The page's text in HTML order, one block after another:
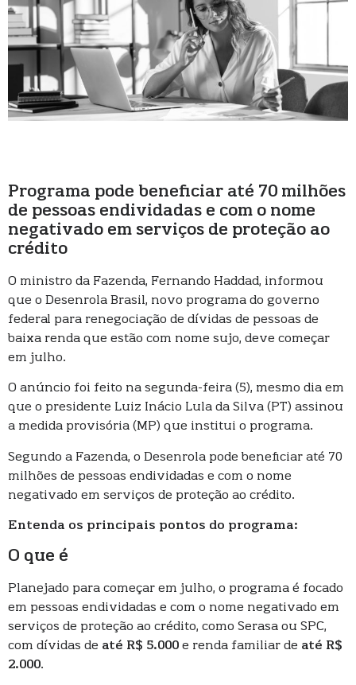
Programa pode beneficiar até 70 milhões
de pessoas endividadas e com o nome
negativado em serviços de proteção ao
crédito
O ministro da Fazenda, Fernando Haddad, informou
que o Desenrola Brasil, novo programa do governo
federal para renegociação de dívidas de pessoas de
baixa renda que estão com nome sujo, deve começar
em julho.
O anúncio foi feito na segunda-feira (5), mesmo dia em
que o presidente Luiz Inácio Lula da Silva (PT) assinou
a medida provisória (MP) que institui o programa.
Segundo a Fazenda, o Desenrola pode beneficiar até 70
milhões de pessoas endividadas e com o nome
negativado em serviços de proteção ao crédito.
Entenda os principais pontos do programa:
O que é
Planejado para começar em julho, o programa é focado
em pessoas endividadas e com o nome negativado em
serviços de proteção ao crédito, como Serasa ou SPC,
com dívidas de até R$ 5.000 e renda familiar de até R$
2.000.